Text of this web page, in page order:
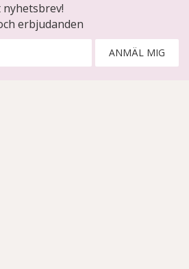
erbjudanden
ANMÄL MIG